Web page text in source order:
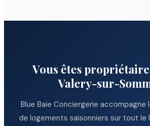
Vous êtes propriétaire
Valery-sur-
Blue Baie Conciergerie accompagne
de logements saisonniers sur tout